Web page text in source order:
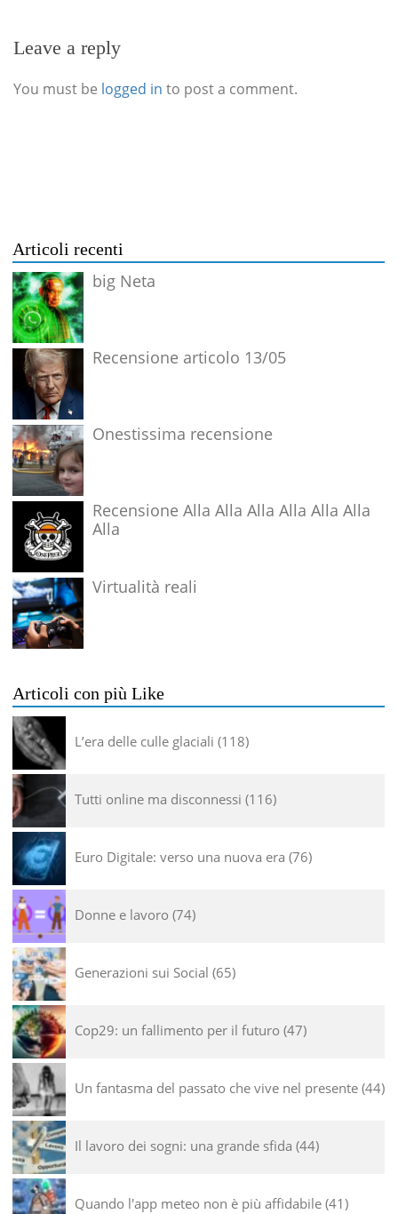
Leave a reply
You must be logged in to post a comment.
Articoli recenti
big Neta
Recensione articolo 13/05
Onestissima recensione
Recensione Alla Alla Alla Alla Alla Alla
Alla
Virtualità reali
Articoli con più Like
L’era delle culle glaciali 118
Tutti online ma disconnessi 116
Euro Digitale: verso una nuova era 76
Donne e lavoro 74
Generazioni sui Social 65
Cop29: un fallimento per il futuro 47
Un fantasma del passato che vive nel presente 44
Il lavoro dei sogni: una grande sfida 44
Quando l'app meteo non è più affidabile 41